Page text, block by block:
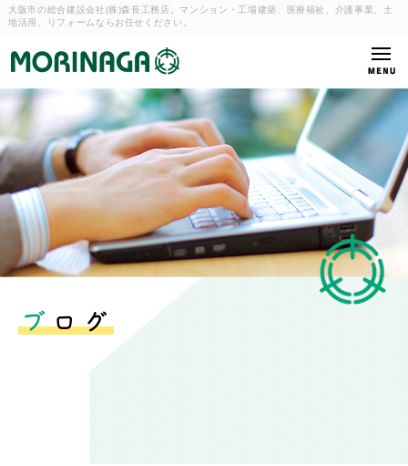
大阪市の総合建設会社(株)森長工務店。マンション・工場建築、
医療福祉、介護事業、土
地活用、リフォームならお任せください。